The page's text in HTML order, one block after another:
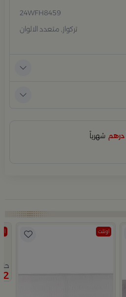
24WFH8459
تركواز, متعدد الالوان
درهم شهرياً
اوتلت